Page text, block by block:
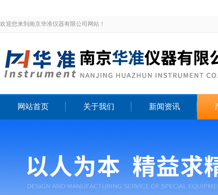
欢迎您来到南京华准仪器有限公司网站！
网站首页 关于我们 新闻资讯